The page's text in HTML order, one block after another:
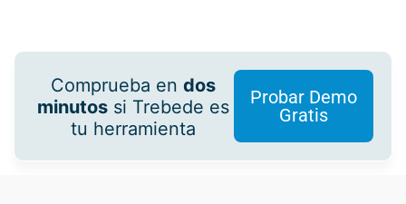
Comprueba endos
minutos si Trebede es
tu herramienta
Probar Demo
Gratis